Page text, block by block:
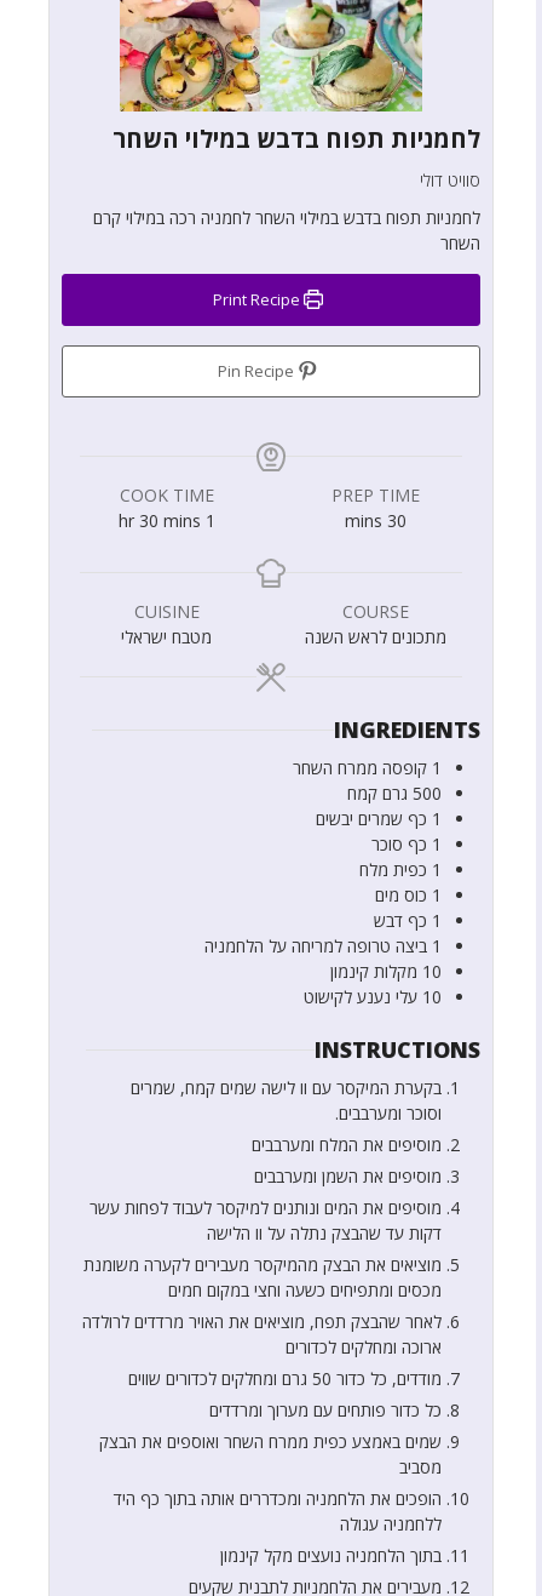
לחמניות תפוח בדבש במילוי השחר
סוויט דולי
לחמניות תפוח בדבש במילוי השחר לחמניה רכה במילוי קרם
השחר
PREP TIME
30
mins
COOK TIME
1
hr 30 mins
COURSE
מתכונים לראש השנה
CUISINE
מטבח ישראלי
INGREDIENTS
1 קופסה ממרח השחר
500 גרם קמח
1 כף שמרים יבשים
1 כף סוכר
1 כפית מלח
1 כוס מים
1 כף דבש
1 ביצה טרופה למריחה על הלחמניה
10 מקלות קינמון
10 עלי נענע לקישוט
INSTRUCTIONS
בקערת המיקסר עם וו לישה שמים קמח, שמרים
וסוכר ומערבבים.
מוסיפים את המלח ומערבבים
מוסיפים את השמן ומערבבים
מוסיפים את המים ונותנים למיקסר לעבוד לפחות עשר
דקות עד שהבצק נתלה על וו הלישה
מוציאים את הבצק מהמיקסר מעבירים לקערה משומנת
מכסים ומתפיחים כשעה וחצי במקום חמים
לאחר שהבצק תפח, מוציאים את האויר מרדדים לרולדה
ארוכה ומחלקים לכדורים
מודדים, כל כדור 50 גרם ומחלקים לכדורים שווים
כל כדור פותחים עם מערוך ומרדדים
שמים באמצע כפית ממרח השחר ואוספים את הבצק
מסביב
הופכים את הלחמניה ומכדררים אותה בתוך כף היד
ללחמניה עגולה
בתוך הלחמניה נועצים מקל קינמון
מעבירים את הלחמניות לתבנית שקעים